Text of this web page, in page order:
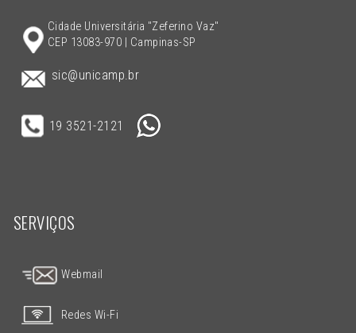
Cidade Universitária "Zeferino Vaz"
CEP 13083-970 | Campinas-SP
sic@unicamp.br
19 3521-2121
SERVIÇOS
Webmail
Redes Wi-Fi